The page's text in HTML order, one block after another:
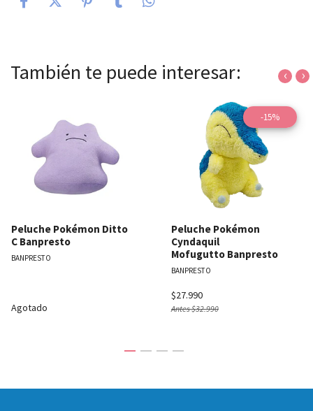
También te puede interesar:
Peluche Pokémon Ditto
C Banpresto
BANPRESTO
Agotado
-15%
Peluche Pokémon
Cyndaquil
Mofugutto Banpresto
BANPRESTO
$27.990
Antes$32.990
‹ ›